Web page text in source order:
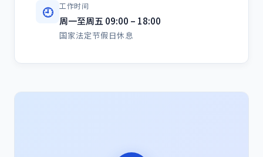
🕘 工作时间
周一至周五 09:00 – 18:00
国家法定节假日休息